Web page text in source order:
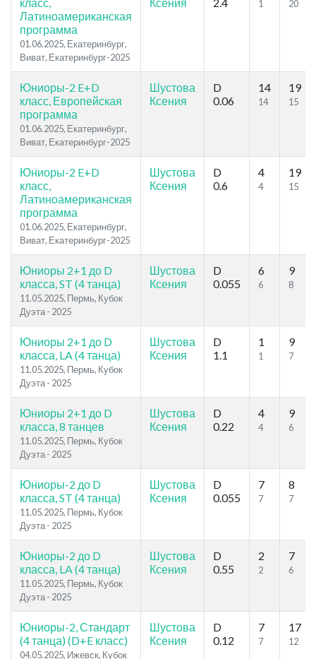
Латиноамериканская
программа
01.06.2025, Екатеринбург,
Виват, Екатеринбург-2025
1 20
Юниоры-2 E+D
класс, Европейская
программа
01.06.2025, Екатеринбург,
Виват, Екатеринбург-2025
Шустова
Ксения
D
0.06
14
14
19
15
Юниоры-2 E+D
класс,
Латиноамериканская
программа
01.06.2025, Екатеринбург,
Виват, Екатеринбург-2025
Шустова
Ксения
D
0.6
4
4
19
15
Юниоры 2+1 до D
класса, ST (4 танца)
11.05.2025, Пермь, Кубок
Дуэта - 2025
Шустова
Ксения
D
0.055
6
6
9
8
Юниоры 2+1 до D
класса, LA (4 танца)
11.05.2025, Пермь, Кубок
Дуэта - 2025
Шустова
Ксения
D
1.1
1
1
9
7
Юниоры 2+1 до D
класса, 8 танцев
11.05.2025, Пермь, Кубок
Дуэта - 2025
Шустова
Ксения
D
0.22
4
4
9
6
Юниоры-2 до D
класса, ST (4 танца)
11.05.2025, Пермь, Кубок
Дуэта - 2025
Шустова
Ксения
D
0.055
7
7
8
7
Юниоры-2 до D
класса, LA (4 танца)
11.05.2025, Пермь, Кубок
Дуэта - 2025
Шустова
Ксения
D
0.55
2
2
7
6
Юниоры-2, Стандарт
(4 танца) (D+E класс)
04.05.2025, Ижевск, Кубок
Шустова
Ксения
D
0.12
7
7
17
12